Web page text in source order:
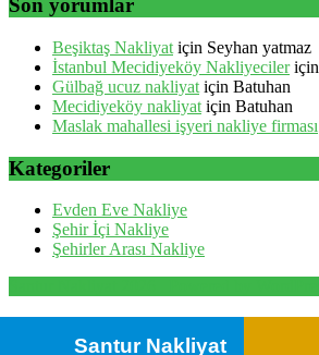
Son yorumlar
Beşiktaş Nakliyat için Seyhan yatmaz
İstanbul Mecidiyeköy Nakliyecileriçin
Gülbağ ucuz nakliyat için Batuhan
Mecidiyeköy nakliyat için Batuhan
Maslak mahallesi işyeri nakliye firması
Kategoriler
Evden Eve Nakliye
Şehir İçi Nakliye
Şehirler Arası Nakliye
Santur Nakliyat